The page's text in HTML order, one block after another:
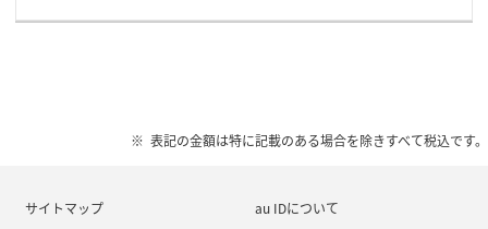
表記の金額は特に記載のある場合を除きすべて税込です。
サイトマップ au IDについて